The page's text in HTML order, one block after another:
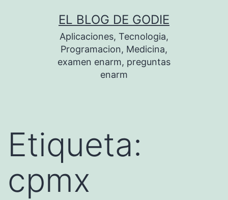
EL BLOG DE GODIE
Aplicaciones, Tecnologia,
Programacion, Medicina,
examen enarm, preguntas
enarm
Etiqueta:
cpmx